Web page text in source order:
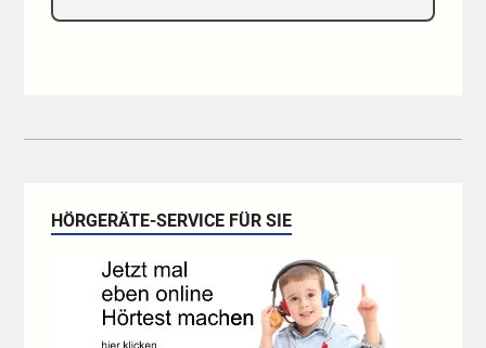
HÖRGERÄTE-SERVICE FÜR SIE